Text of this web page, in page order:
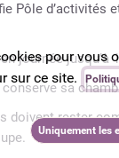
Pôle d’activités
journée jusqu’à
conserve sa
doivent rester
pour vous
sur ce site.
Uniquement les